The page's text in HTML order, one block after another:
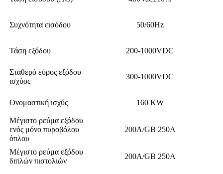
Συχνότητα εισόδου 50/60Hz
Τάση εξόδου 200-1000VDC
Σταθερό εύρος εξόδου
ισχύος
300-1000VDC
Ονομαστική ισχύς 160 KW
Μέγιστο ρεύμα εξόδου
ενός μόνο πυροβόλου
όπλου
200A/GB 250A
Μέγιστο ρεύμα εξόδου
διπλών πιστολιών
200A/GB 250A